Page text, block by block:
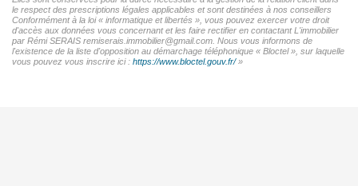
le respect des prescriptions légales applicables et sont destinées à nos conseillers
Conformément à la loi « informatique et libertés », vous pouvez exercer votre droit
d'accès aux données vous concernant et les faire rectifier en contactant L'immobilier
par Rémi SERAIS remiserais.immobilier@gmail.com. Nous vous informons de
l'existence de la liste d'opposition au démarchage téléphonique « Bloctel », sur laquelle
vous pouvez vous inscrire ici : https://www.bloctel.gouv.fr/»